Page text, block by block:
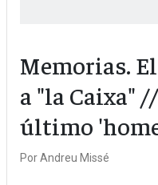
Memorias.
a "la Caixa"
último
PorAndreu Missé